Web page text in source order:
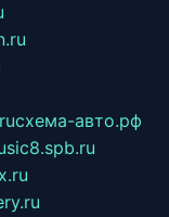
схема-авто.рф